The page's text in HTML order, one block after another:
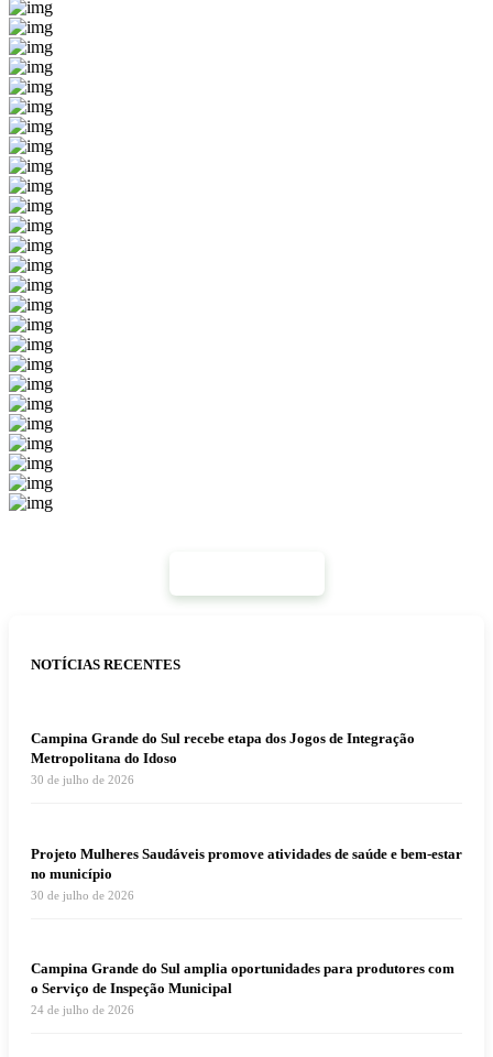
NOTÍCIAS RECENTES
Campina Grande do Sul recebe etapa dos Jogos de Integração
Metropolitana do Idoso
30 de julho de 2026
Projeto Mulheres Saudáveis promove atividades de saúde e bem-estar
no município
30 de julho de 2026
Campina Grande do Sul amplia oportunidades para produtores com
o Serviço de Inspeção Municipal
24 de julho de 2026